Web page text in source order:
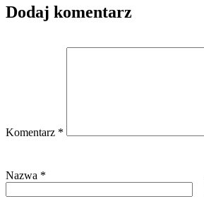
Dodaj komentarz
Komentarz *
Nazwa *